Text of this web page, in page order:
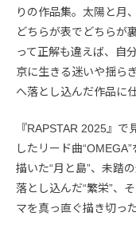
りの作品集。太陽と
どちらが表でどちらが
って正解も違えば、自
京に生きる迷いや揺ら
へ落とし込んだ作品に
『RAPSTAR 2025』
したリード曲
描いた“月と島”、未踏
落とし込んだ“繁栄”、
マを真っ直ぐ描き切っ